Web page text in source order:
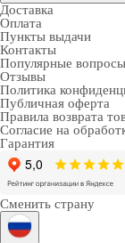
Доставка
Оплата
Пункты выдачи
Контакты
Популярные вопросы
Отзывы
Политика
Публичная оферта
Правила возврата
Согласие на
Гарантия
Сменить страну